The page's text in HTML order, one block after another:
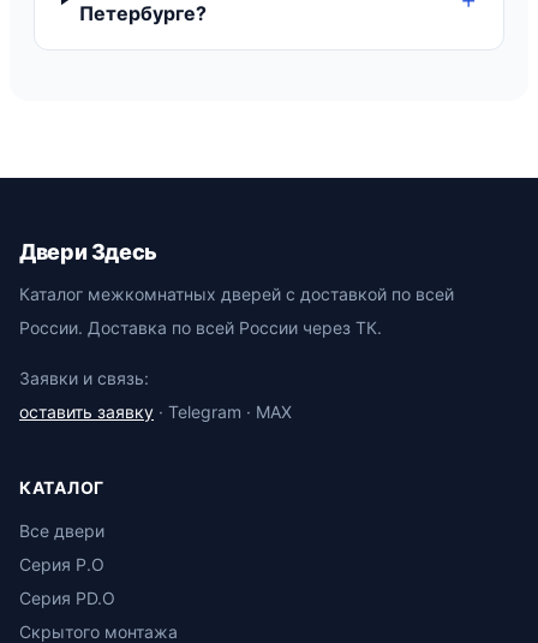
Петербурге?
Двери Здесь
Каталог межкомнатных дверей с доставкой по всей
России. Доставка по всей России через ТК.
Заявки и связь:
оставить заявку · Telegram · MAX
КАТАЛОГ
Все двери
Серия P.O
Серия PD.O
Скрытого монтажа